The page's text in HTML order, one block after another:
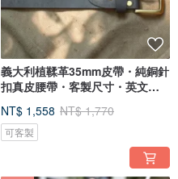
義大利植鞣革35mm皮帶・純銅針
扣真皮腰帶・客製尺寸・英文烙
NT$ 1,558 NT$ 1,770
可客製